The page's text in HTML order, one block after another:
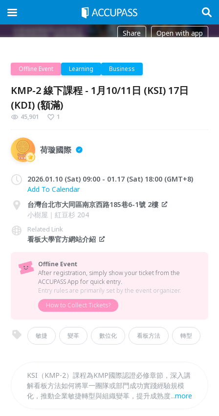
Share Open with app
Offline Event Learning Business
KMP-2 線下課程 - 1月10/11日 (KSI) 17日
(KDI) (額滿)
45,901 1
荷璇國際
2026.01.10 (Sat) 09:00 - 01.17 (Sat) 18:00 (GMT+8)
Add To Calendar
台灣台北市大同區南京西路185巷6-1號 2樓
小樹屋｜紅豆杉 204
Related Link
看板大學官方網站介紹
Offline Event
After registration, simply show your ticket from the
ACCUPASS App for quick entry.
Entry rules are primarily set by the event organizer.
How to Collect Tickets?
敏捷 變革 數位化 看板方法 轉型
KSI（KMP-2）課程為KMP國際認證必修章節，深入講
解看板方法如何將單一團隊或部門成功實踐經驗規模
化，推動企業敏捷轉型與組織變革，提升成熟度與競爭
...more